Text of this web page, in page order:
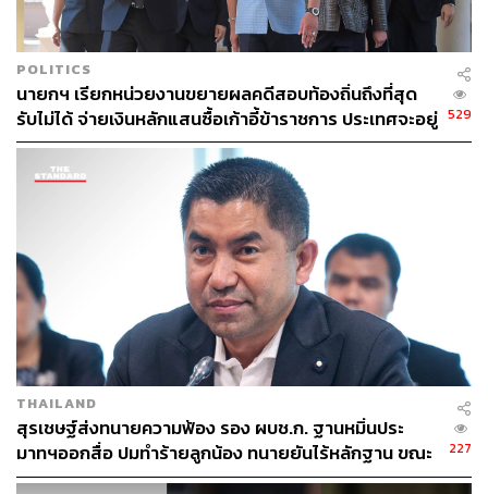
POLITICS
นายกฯ เรียกหน่วยงานขยายผลคดีสอบท้องถิ่นถึงที่สุด
รับไม่ได้ จ่ายเงินหลักแสนซื้อเก้าอี้ข้าราชการ ประเทศจะอยู่
ได้อย่างไร
529
THAILAND
สุรเชษฐ์ส่งทนายความฟ้อง รอง ผบช.ก. ฐานหมิ่นประ
มาทฯออกสื่อ ปมทำร้ายลูกน้อง ทนายยันไร้หลักฐาน ขณะ
ศาลนัดไต่สวน 20 ก.ค.นี้
227